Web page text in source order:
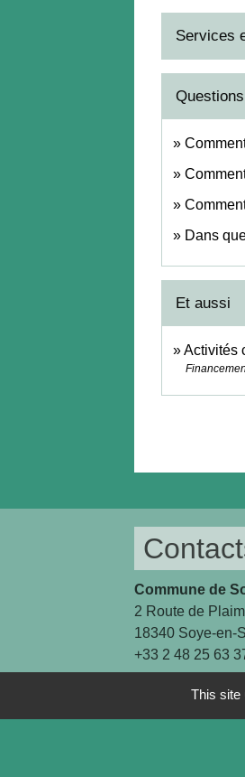
Services
Dans
Et aussi
Activités
Commune de
2 Route de
18340 Soye-en-
+33 2 48 25 63
This site